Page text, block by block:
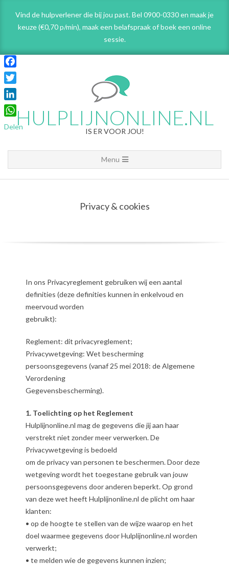
content
Vind de hulpverlener die bij jou past. Bel 0900-0330 en maak je
keuze (€0,70 p/min), maak een belafspraakof boek een online
sessie.
HULPLIJNONLINE.NL
IS ER VOOR JOU!
Navigation
Menu
Menu
Privacy & cookies
In ons Privacyreglement gebruiken wij een aantal
definities (deze definities kunnen in enkelvoud en
meervoud worden
gebruikt):
Reglement: dit privacyreglement;
Privacywetgeving: Wet bescherming
persoonsgegevens (vanaf 25 mei 2018: de Algemene
Verordening
Gegevensbescherming).
1. Toelichting op het Reglement
Hulplijnonline.nl mag de gegevens die jij aan haar
verstrekt niet zonder meer verwerken. De
Privacywetgeving is bedoeld
om de privacy van personen te beschermen. Door deze
wetgeving wordt het toegestane gebruik van jouw
persoonsgegevens door anderen beperkt. Op grond
van deze wet heeft Hulplijnonline.nl de plicht om haar
klanten:
• op de hoogte te stellen van de wijze waarop en het
doel waarmee gegevens door Hulplijnonline.nl worden
verwerkt;
• te melden wie de gegevens kunnen inzien;
Facebook
Twitter
LinkedIn
WhatsApp
Delen